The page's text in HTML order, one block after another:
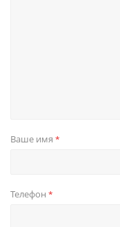
Ваше имя *
Телефон *